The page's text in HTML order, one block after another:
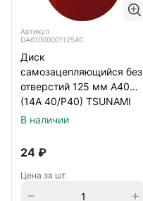
Артикул
DA6100000112540
Диск
самозацепляющийся без
отверстий 125 мм А40
(14А 40/Р40) TSUNAMI
В наличии
24 ₽
Цена за шт.